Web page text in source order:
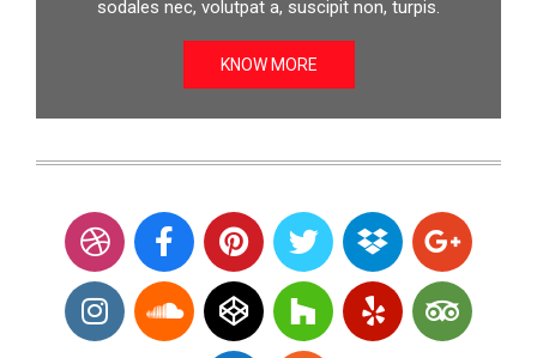
sodales nec, volutpat a, suscipit non, turpis.
KNOW MORE